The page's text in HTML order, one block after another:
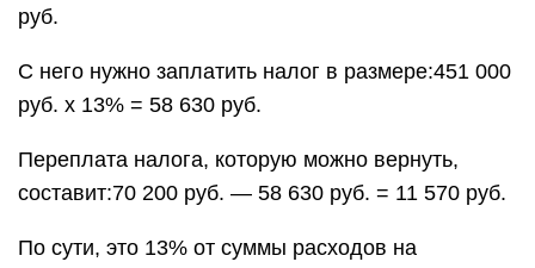
руб.
С него нужно заплатить налог в размере:451 000
руб. х 13% = 58 630 руб.
Переплата налога, которую можно вернуть,
составит:70 200 руб. — 58 630 руб. = 11 570 руб.
По сути, это 13% от суммы расходов на